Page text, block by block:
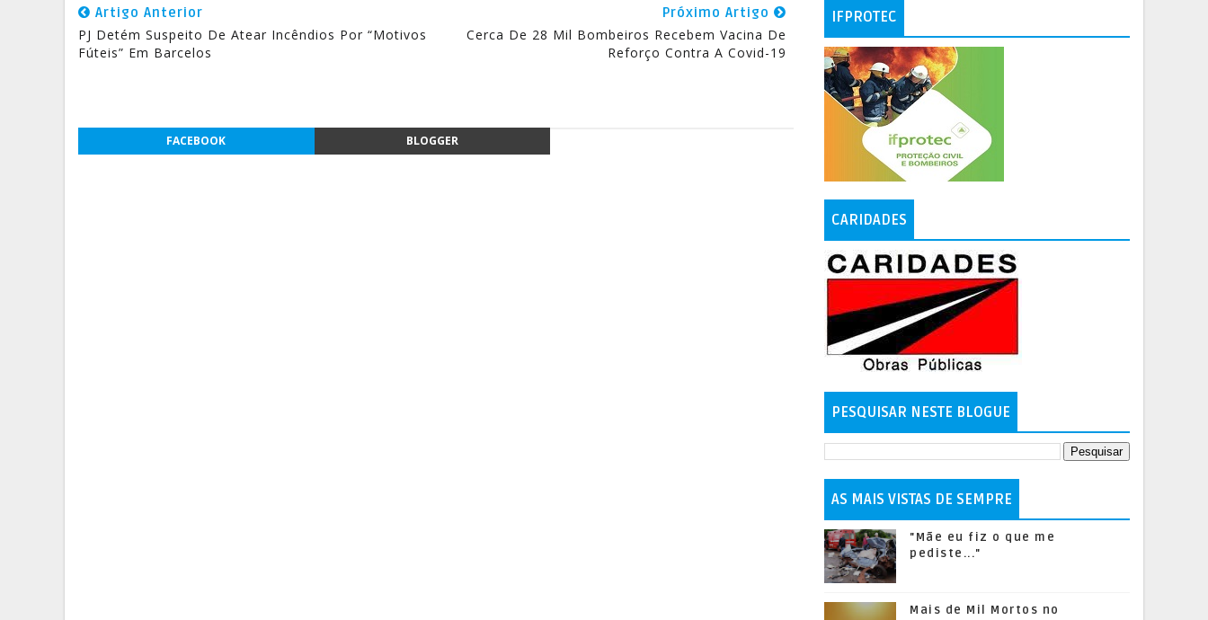
Artigo Anterior
PJ Detém Suspeito De Atear Incêndios Por “Motivos
Fúteis” Em Barcelos
Próximo Artigo
Cerca De 28 Mil Bombeiros Recebem Vacina De
Reforço Contra A Covid-19
FACEBOOK BLOGGER
IFPROTEC
CARIDADES
PESQUISAR NESTE BLOGUE
AS MAIS VISTAS DE SEMPRE
"Mãe eu fiz o que me
pediste..."
Mais de Mil Mortos no